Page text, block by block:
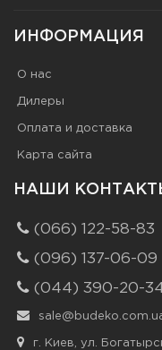
ИНФОРМАЦИЯ
О нас
Дилеры
Оплата и доставка
Карта сайта
НАШИ
(066) 122-58-83
(096) 137-06-09
(044) 390-20-
г. Киев, ул.